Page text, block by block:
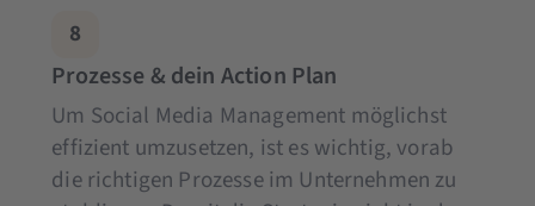
8
Prozesse & dein Action Plan
Um Social Media Management möglichst
effizient umzusetzen, ist es wichtig, vorab
die richtigen Prozesse im Unternehmen zu